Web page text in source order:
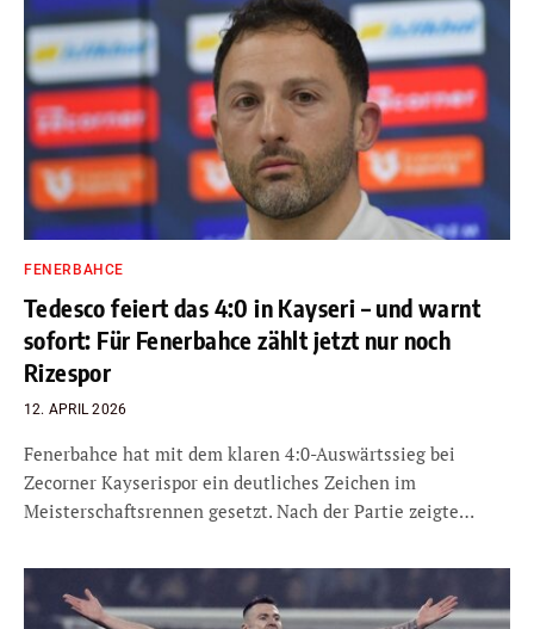
FENERBAHCE
Tedesco feiert das 4:0 in Kayseri – und warnt
sofort: Für Fenerbahce zählt jetzt nur noch
Rizespor
12. APRIL 2026
Fenerbahce hat mit dem klaren 4:0-Auswärtssieg bei
Zecorner Kayserispor ein deutliches Zeichen im
Meisterschaftsrennen gesetzt. Nach der Partie zeigte…